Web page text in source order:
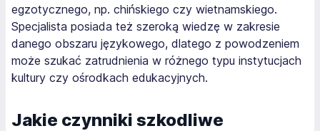
egzotycznego, np. chińskiego czy wietnamskiego.
Specjalista posiada też szeroką wiedzę w zakresie
danego obszaru językowego, dlatego z powodzeniem
może szukać zatrudnienia w różnego typu instytucjach
kultury czy ośrodkach edukacyjnych.
Jakie czynniki szkodliwe